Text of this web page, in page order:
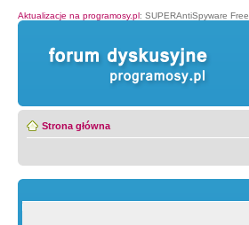
Aktualizacje na programosy.pl: SUPERAntiSpyware Free
Strona główna